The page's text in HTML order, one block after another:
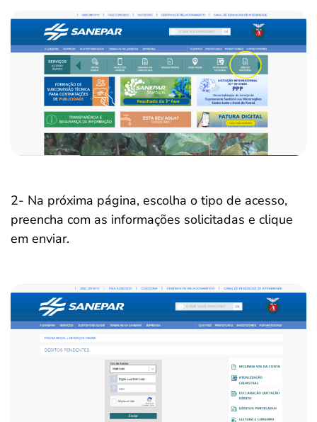
2- Na próxima página, escolha o tipo de acesso,
preencha com as informações solicitadas e clique
em enviar.